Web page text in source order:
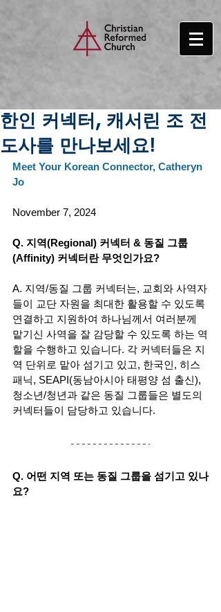
한인 커넥터, 캐서린 조 전
도사를 만나보세요!
Meet Your Korean Connector, Catheryn
Jo
November 7, 2024
Q. 지역(Regional) 커넥터 & 동질 그룹
(Affinity) 커넥터란 무엇인가요?
A. 지역/동질 그룹 커넥터는, 교회와 사역자
들이 교단 자원을 최대한 활용할 수 있도록
연결하고 지원하여 하나님께서 여러분께
맡기신 사역을 잘 감당할 수 있도록 하는 역
할을 수행하고 있습니다. 각 커넥터들은 지
역 단위로 맡아 섬기고 있고, 한국인, 히스
패닉, SEAPI(동남아시아 태평양 섬 출신),
청소년/청년과 같은 동질 그룹들은 별도의
커넥터들이 담당하고 있습니다.
Q. 어떤 지역 또는 동질 그룹을 섬기고 있나
요?